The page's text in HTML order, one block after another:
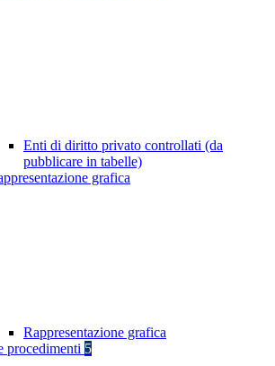
Enti di diritto privato controllati (da
pubblicare in tabelle)
grafica
Rappresentazione grafica
procedimenti 5